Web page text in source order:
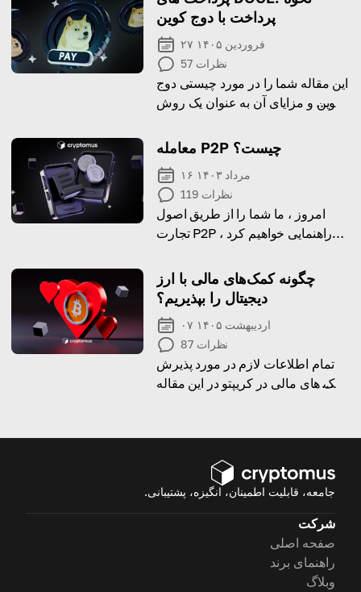
پرداخت با دوج کوین
۲۷ فروردین ۱۴۰۵
57 نظرات
این مقاله شما را در مورد چیستی دوج
کوین و مزایای آن به عنوان یک روش
معامله P2P چیست؟
۱۶ مرداد ۱۴۰۳
119 نظرات
امروز ، ما شما را از طریق اصول
تجارت P2P راهنمایی خواهیم کرد ،
تمام مزایای آن را بررسی خواهیم کرد
چگونه کمک‌های مالی با ارز
دیجیتال را بپذیریم؟
۰۷ اردیبهشت ۱۴۰۵
87 نظرات
تمام اطلاعات لازم در مورد پذیرش
کمک های مالی در کریپتو در این مقاله
جامعه، قابلیت اطمینان، انگیزه، پشتیبانی.
شرکت
صفحه اصلی
راهنمای برند
وبلاگ